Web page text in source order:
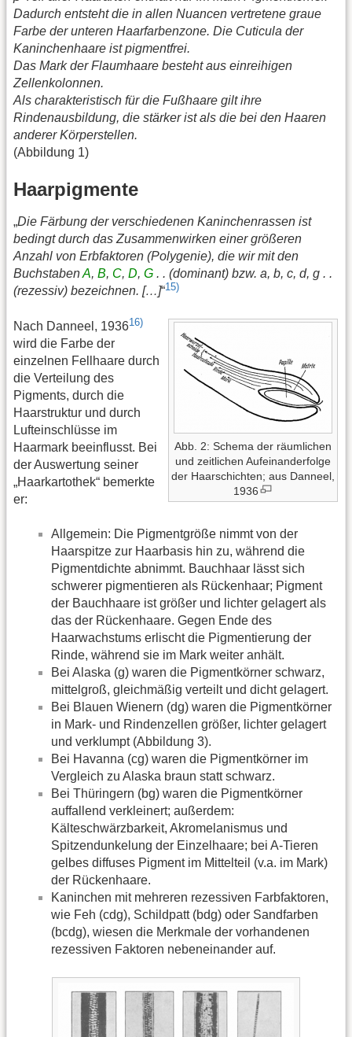
Dadurch entsteht die in allen Nuancen vertretene graue
Farbe der unteren Haarfarbenzone. Die Cuticula der
Kaninchenhaare ist pigmentfrei.
Das Mark der Flaumhaare besteht aus einreihigen
Zellenkolonnen.
Als charakteristisch für die Fußhaare gilt ihre
Rindenausbildung, die stärker ist als die bei den Haaren
anderer Körperstellen.
(Abbildung 1)
Haarpigmente
„Die Färbung der verschiedenen Kaninchenrassen ist
bedingt durch das Zusammenwirken einer größeren
Anzahl von Erbfaktoren (Polygenie), die wir mit den
BuchstabenA, B, C, D, G . . (dominant) bzw. a, b, c, d, g . .
(rezessiv) bezeichnen. […]“15)
Abb. 2: Schema der räumlichen
und zeitlichen Aufeinanderfolge
der Haarschichten; aus Danneel,
1936
Nach Danneel, 193616)
wird die Farbe der
einzelnen Fellhaare durch
die Verteilung des
Pigments, durch die
Haarstruktur und durch
Lufteinschlüsse im
Haarmark beeinflusst. Bei
der Auswertung seiner
„Haarkartothek“ bemerkte
er:
Allgemein: Die Pigmentgröße nimmt von der
Haarspitze zur Haarbasis hin zu, während die
Pigmentdichte abnimmt. Bauchhaar lässt sich
schwerer pigmentieren als Rückenhaar; Pigment
der Bauchhaare ist größer und lichter gelagert als
das der Rückenhaare. Gegen Ende des
Haarwachstums erlischt die Pigmentierung der
Rinde, während sie im Mark weiter anhält.
Bei Alaska (g) waren die Pigmentkörner schwarz,
mittelgroß, gleichmäßig verteilt und dicht gelagert.
Bei Blauen Wienern (dg) waren die Pigmentkörner
in Mark- und Rindenzellen größer, lichter gelagert
und verklumpt (Abbildung 3).
Bei Havanna (cg) waren die Pigmentkörner im
Vergleich zu Alaska braun statt schwarz.
Bei Thüringern (bg) waren die Pigmentkörner
auffallend verkleinert; außerdem:
Kälteschwärzbarkeit, Akromelanismus und
Spitzendunkelung der Einzelhaare; bei A-Tieren
gelbes diffuses Pigment im Mittelteil (v.a. im Mark)
der Rückenhaare.
Kaninchen mit mehreren rezessiven Farbfaktoren,
wie Feh (cdg), Schildpatt (bdg) oder Sandfarben
(bcdg), wiesen die Merkmale der vorhandenen
rezessiven Faktoren nebeneinander auf.